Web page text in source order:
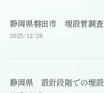
静岡県磐田市 埋設管調査
2025/12/28
静岡県 設計段階での埋